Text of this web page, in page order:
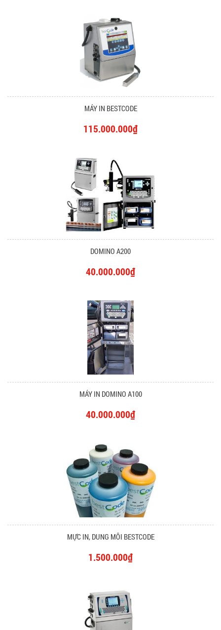
MÁY IN BESTCODE
115.000.000₫
DOMINO A200
40.000.000₫
MÁY IN DOMINO A100
40.000.000₫
MỰC IN, DUNG MÔI BESTCODE
1.500.000₫